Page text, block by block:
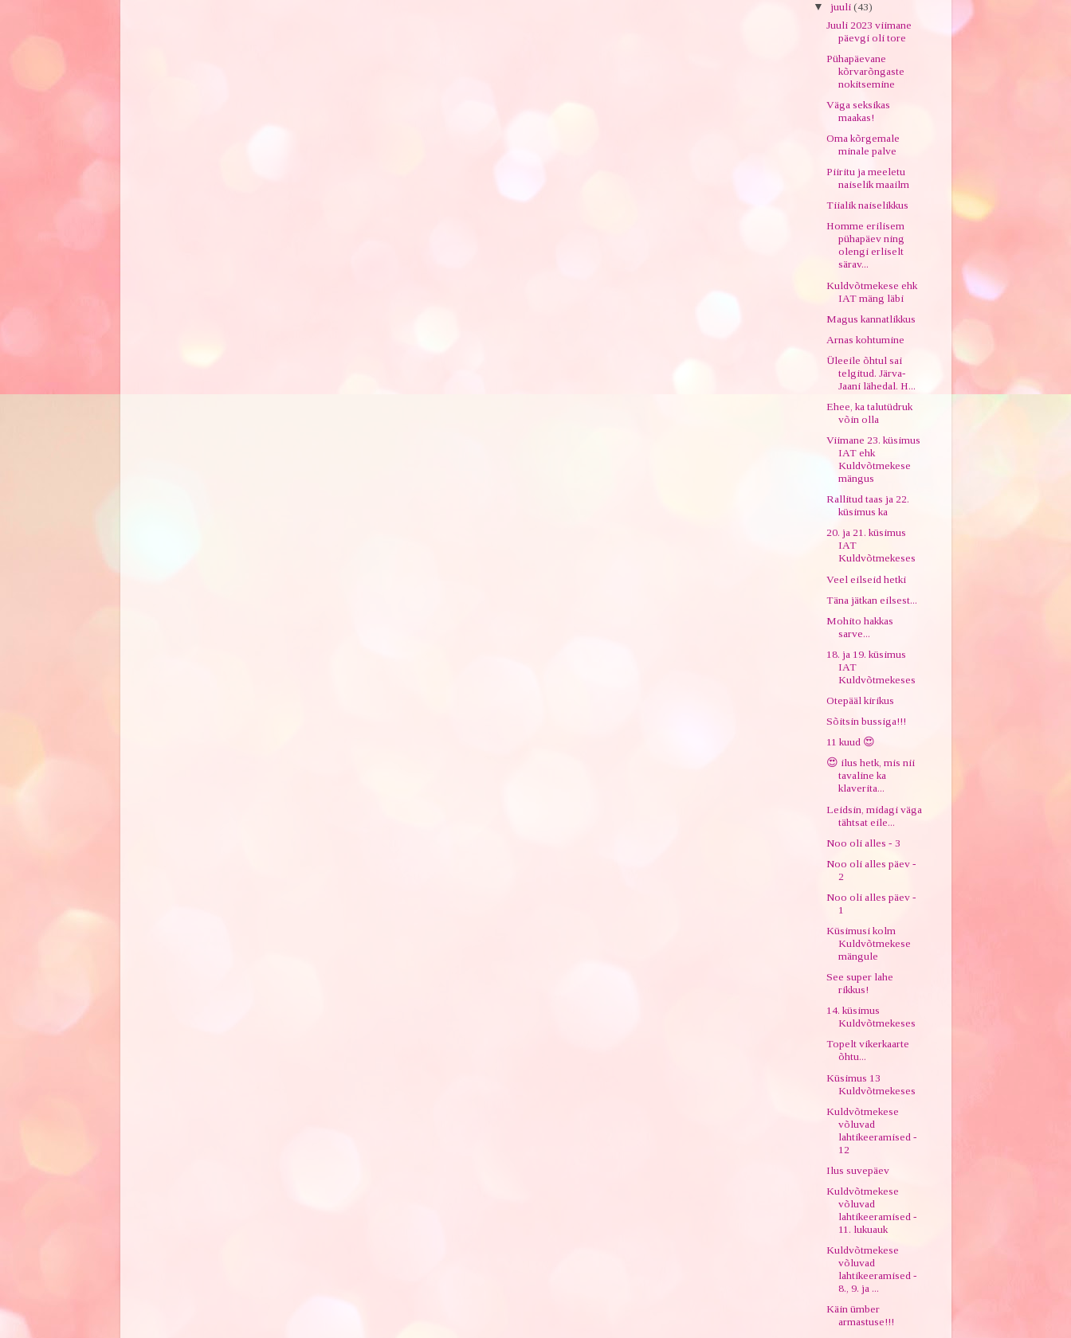
▼ juuli (43)
Juuli 2023 viimane
päevgi oli tore
Pühapäevane
kõrvarõngaste
nokitsemine
Väga seksikas
maakas!
Oma kõrgemale
minale palve
Piiritu ja meeletu
naiselik maailm
Tiialik naiselikkus
Homme erilisem
pühapäev ning
olengi erliselt
särav...
Kuldvõtmekese ehk
IAT mäng läbi
Magus kannatlikkus
Arnas kohtumine
Üleeile õhtul sai
telgitud. Järva-
Jaani lähedal. H...
Ehee, ka talutüdruk
võin olla
Viimane 23. küsimus
IAT ehk
Kuldvõtmekese
mängus
Rallitud taas ja 22.
küsimus ka
20. ja 21. küsimus
IAT
Kuldvõtmekeses
Veel eilseid hetki
Täna jätkan eilsest...
Mohito hakkas
sarve...
18. ja 19. küsimus
IAT
Kuldvõtmekeses
Otepääl kirikus
Sõitsin bussiga!!!
11 kuud 😍
😍 ilus hetk, mis nii
tavaline ka
klaverita...
Leidsin, midagi väga
tähtsat eile...
Noo oli alles - 3
Noo oli alles päev -
2
Noo oli alles päev -
1
Küsimusi kolm
Kuldvõtmekese
mängule
See super lahe
rikkus!
14. küsimus
Kuldvõtmekeses
Topelt vikerkaarte
õhtu...
Küsimus 13
Kuldvõtmekeses
Kuldvõtmekese
võluvad
lahtikeeramised -
12
Ilus suvepäev
Kuldvõtmekese
võluvad
lahtikeeramised -
11. lukuauk
Kuldvõtmekese
võluvad
lahtikeeramised -
8., 9. ja ...
Käin ümber
armastuse!!!